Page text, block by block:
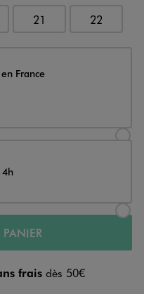
21 22
France
frais dès 50€